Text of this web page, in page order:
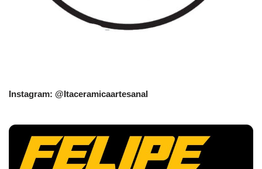
Instagram: @Itaceramicaartesanal